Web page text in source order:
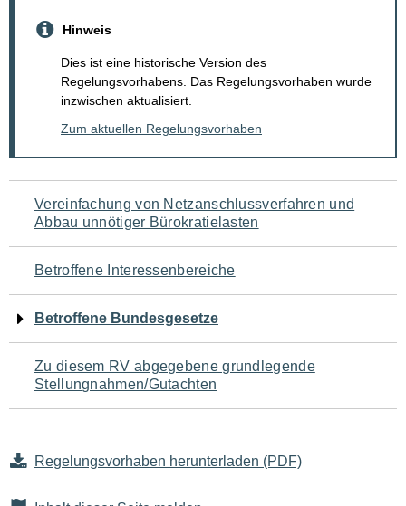
Hinweis
Dies ist eine historische Version des
Regelungsvorhabens. Das Regelungsvorhaben wurde
inzwischen aktualisiert.
Zum aktuellen Regelungsvorhaben
Navigation
für
den
Seiteninhalt
Vereinfachung von Netzanschlussverfahren und
Abbau unnötiger Bürokratielasten
Betroffene Interessenbereiche
Betroffene Bundesgesetze
Zu diesem RV abgegebene grundlegende
Stellungnahmen/Gutachten
Regelungsvorhaben herunterladen (PDF)